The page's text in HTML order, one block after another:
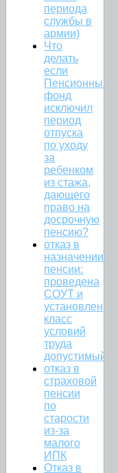
периода
службы в
армии)
Что
делать
если
Пенсионный
фонд
исключил
период
отпуска
по уходу
за
ребенком
из стажа,
дающего
право на
досрочную
пенсию?
отказ в
назначении
пенсии:
проведена
СОУТ и
установлен
класс
условий
труда
допустимый
отказ в
страховой
пенсии
по
старости
из-за
малого
ИПК
Отказ в